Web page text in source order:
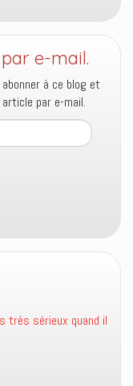
e-mail.
à ce blog et
par e-mail.
très sérieux quand il